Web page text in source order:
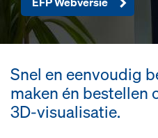
Snel en eenvoudig
maken én bestellen
3D-visualisatie.